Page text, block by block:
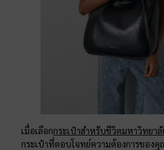
เมื่อเลือกกระเป๋าสำหรับชีวิตมหาวิทยาลั
กระเป๋าที่ตอบโจทย์ความต้องการของ